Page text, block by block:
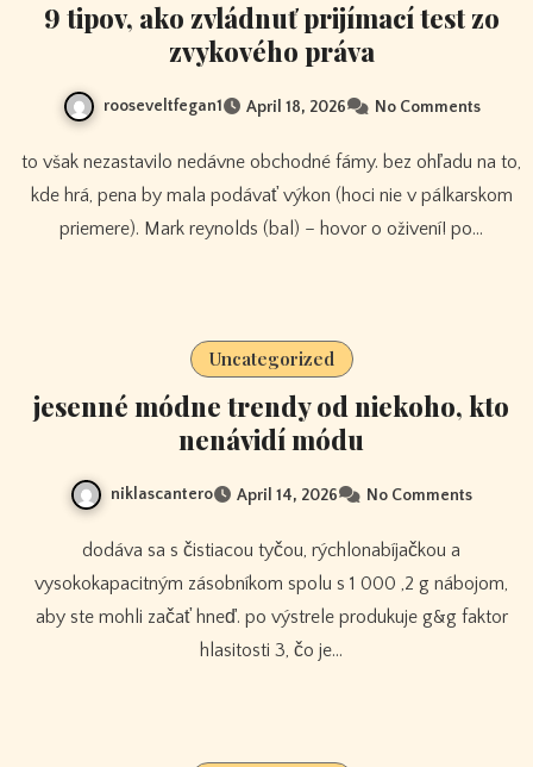
9 tipov, ako zvládnuť prijímací test zo
zvykového práva
rooseveltfegan1 April 18, 2026 No Comments
to však nezastavilo nedávne obchodné fámy. bez ohľadu na to,
kde hrá, pena by mala podávať výkon (hoci nie v pálkarskom
priemere). Mark reynolds (bal) – hovor o oživení! po…
Uncategorized
jesenné módne trendy od niekoho, kto
nenávidí módu
niklascantero April 14, 2026 No Comments
dodáva sa s čistiacou tyčou, rýchlonabíjačkou a
vysokokapacitným zásobníkom spolu s 1 000 ,2 g nábojom,
aby ste mohli začať hneď. po výstrele produkuje g&g faktor
hlasitosti 3, čo je…